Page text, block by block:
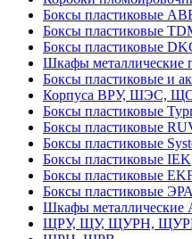
Боксы пластиковые
Боксы пластиковые
Боксы пластиковые
Шкафы металлические
Боксы пластиковые и
Корпуса ВРУ, ШЭС,
Боксы пластиковые
Боксы пластиковые
Боксы пластиковые
Боксы пластиковые IEK
Боксы пластиковые
Боксы пластиковые ЭРА
Шкафы металлические
ЩРУ, ЩУ, ЩУРН,